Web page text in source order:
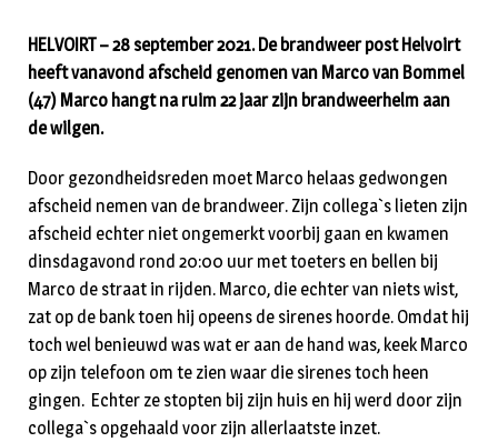
HELVOIRT – 28 september 2021. De brandweer post Helvoirt
heeft vanavond afscheid genomen van Marco van Bommel
(47) Marco hangt na ruim 22 jaar zijn brandweerhelm aan
de wilgen.
Door gezondheidsreden moet Marco helaas gedwongen
afscheid nemen van de brandweer. Zijn collega`s lieten zijn
afscheid echter niet ongemerkt voorbij gaan en kwamen
dinsdagavond rond 20:00 uur met toeters en bellen bij
Marco de straat in rijden. Marco, die echter van niets wist,
zat op de bank toen hij opeens de sirenes hoorde. Omdat hij
toch wel benieuwd was wat er aan de hand was, keek Marco
op zijn telefoon om te zien waar die sirenes toch heen
gingen. Echter ze stopten bij zijn huis en hij werd door zijn
collega`s opgehaald voor zijn allerlaatste inzet.